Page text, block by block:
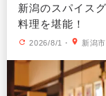
新潟のスパイス
料理を堪能！
2026/8/1 ・ 新潟